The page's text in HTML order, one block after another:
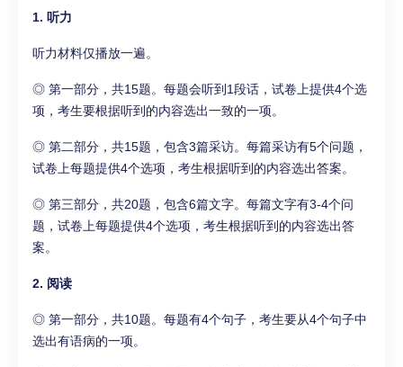
1. 听力
听力材料仅播放一遍。
◎ 第一部分，共15题。每题会听到1段话，试卷上提供4个选
项，考生要根据听到的内容选出一致的一项。
◎ 第二部分，共15题，包含3篇采访。每篇采访有5个问题，
试卷上每题提供4个选项，考生根据听到的内容选出答案。
◎ 第三部分，共20题，包含6篇文字。每篇文字有3-4个问
题，试卷上每题提供4个选项，考生根据听到的内容选出答
案。
2. 阅读
◎ 第一部分，共10题。每题有4个句子，考生要从4个句子中
选出有语病的一项。